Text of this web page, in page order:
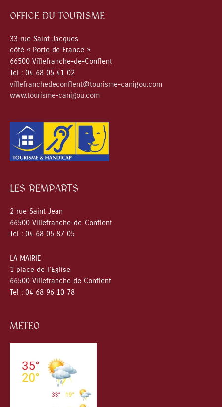
OFFICE DU TOURISME
33 rue Saint Jacques
côté « Porte de France »
66500 Villefranche-de-Conflent
Tel : 04 68 05 41 02
villefranchedeconflent@tourisme-canigou.com
www.tourisme-canigou.com
LES REMPARTS
2 rue Saint Jean
66500 Villefranche-de-Conflent
Tel : 04 68 05 87 05
LA MAIRIE
1 place de l’Eglise
66500 Villefranche de Conflent
Tel : 04 68 96 10 78
METEO